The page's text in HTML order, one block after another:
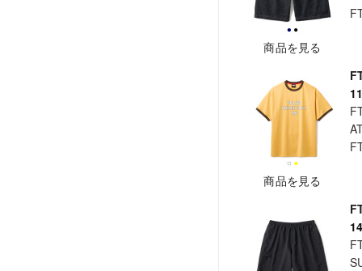
商品を見る
商品を見る